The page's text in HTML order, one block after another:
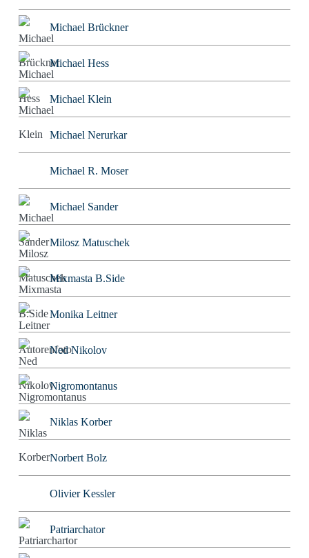
Michael Brückner
Michael Hess
Michael Klein
Michael Nerurkar
Michael R. Moser
Michael Sander
Milosz Matuschek
Mixmasta B.Side
Monika Leitner
Ned Nikolov
Nigromontanus
Niklas Korber
Norbert Bolz
Olivier Kessler
Patriarchator